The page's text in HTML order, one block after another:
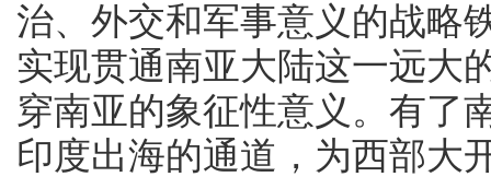
治、外交和军事意义的战略
实现贯通南亚大陆这一远大
穿南亚的象征性意义。有了
印度出海的通道，为西部大